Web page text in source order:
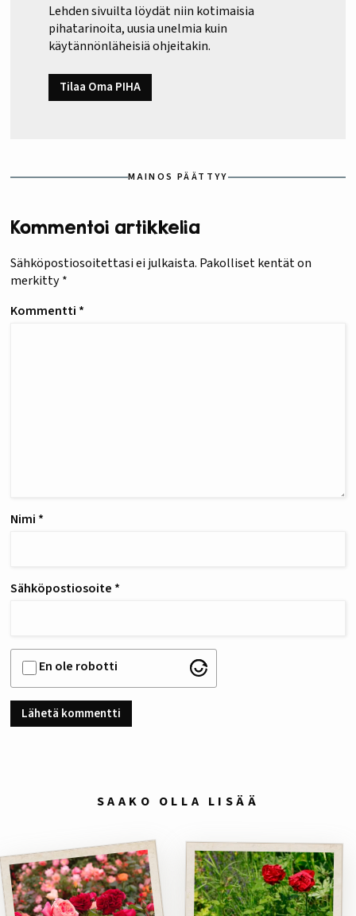
Lehden sivuilta löydät niin kotimaisia
pihatarinoita, uusia unelmia kuin
käytännönläheisiä ohjeitakin.
Tilaa Oma PIHA
MAINOS PÄÄTTYY
Kommentoi artikkelia
Sähköpostiosoitettasi ei julkaista. Pakolliset kentät on
merkitty*
Kommentti *
Nimi *
Sähköpostiosoite *
En ole robotti
SAAKO OLLA LISÄÄ